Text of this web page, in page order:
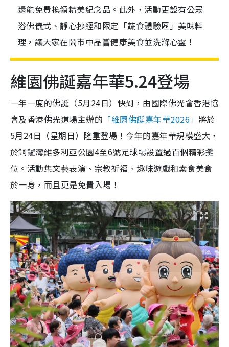
還能免費換領精美紀念品。此外，活動更設有公眾
浴佛儀式、靜心抄經和限定「蔬食體驗區」美味料
理，讓大家在鬧市中品嘗健康美食並洗滌心靈！
維園佛誕嘉年華5.24登場
一年一度的佛誕（5月24日）快到，由國際佛光會香港協
會及香港佛光道場主辦的 「維園佛誕嘉年華2026」 將於
5月24日（星期日）隆重登場！今年的嘉年華規模盛大，
於銅鑼灣維多利亞公園4至6號足球場設置過百個精彩攤
位。活動集文藝表演、宗教祈福、趣味遊戲和素食美食
於一身，而且更是免費入場！